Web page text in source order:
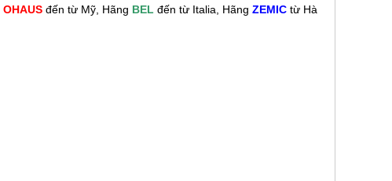
OHAUS đến từ Mỹ, Hãng BEL đến từ Italia, Hãng ZEMIC từ Hà